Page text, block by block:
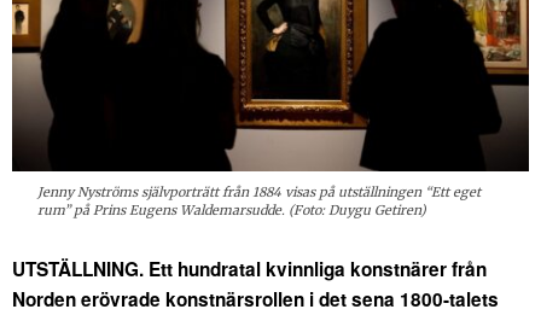
Jenny Nyströms självporträtt från 1884 visas på utställningen “Ett eget
rum” på Prins Eugens Waldemarsudde. (Foto: Duygu Getiren)
UTSTÄLLNING. Ett hundratal kvinnliga konstnärer från
Norden erövrade konstnärsrollen i det sena 1800-talets